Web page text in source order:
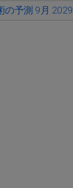
の予測 9月 2029